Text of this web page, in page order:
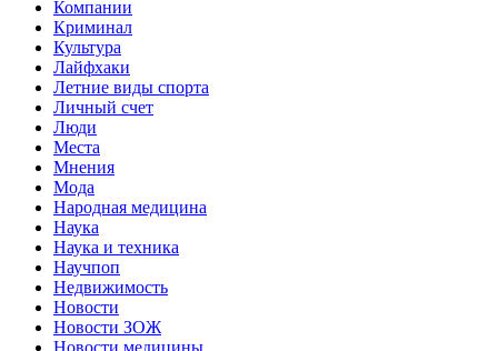
Компании
Криминал
Культура
Лайфхаки
Летние виды спорта
Личный счет
Люди
Места
Мнения
Мода
Народная медицина
Наука
Наука и техника
Научпоп
Недвижимость
Новости
Новости ЗОЖ
Новости медицины